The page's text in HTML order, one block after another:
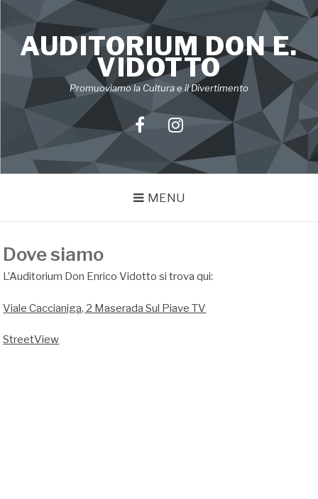
contentAUDITORIUM DON E.
VIDOTTO
Promuoviamo la Cultura e il Divertimento
FacebookInstagram
MENU
Dove siamo
L’Auditorium Don Enrico Vidotto si trova qui:
Viale Caccianiga, 2 Maserada Sul Piave TV
StreetView